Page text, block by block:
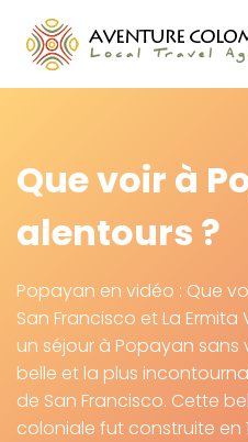
contenu
Que voir à
alentours ?
Popayan en vidéo : Que
San Francisco et La
un séjour à Popayan sans
belle et la plus
de San Francisco. Cette
coloniale fut construite en